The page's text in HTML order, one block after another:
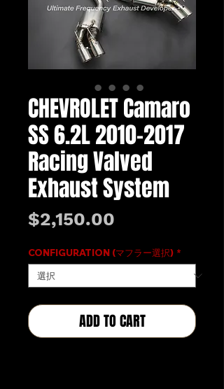
CHEVROLET Camaro
SS 6.2L 2010-2017
Racing Valved
Exhaust System
$2,150.00
CONFIGURATION (マフラー選択) *
ADD TO CART